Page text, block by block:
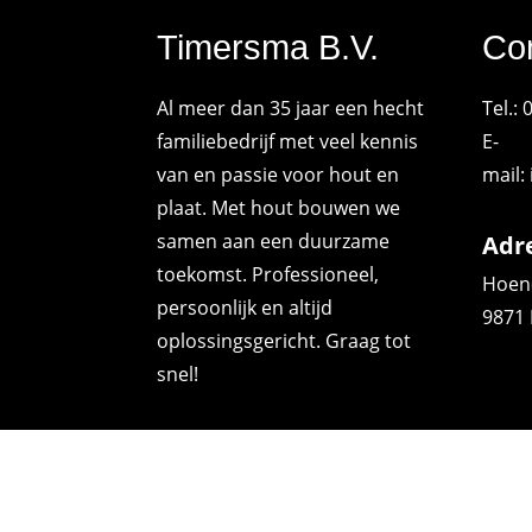
Timersma B.V.
Al meer dan 35 jaar een hecht
familiebedrijf met veel kennis
van en passie voor hout en
plaat. Met hout bouwen we
samen aan een duurzame
toekomst. Professioneel,
persoonlijk en altijd
oplossingsgericht. Graag tot
snel!
Tel.:
E-
mail:
9871